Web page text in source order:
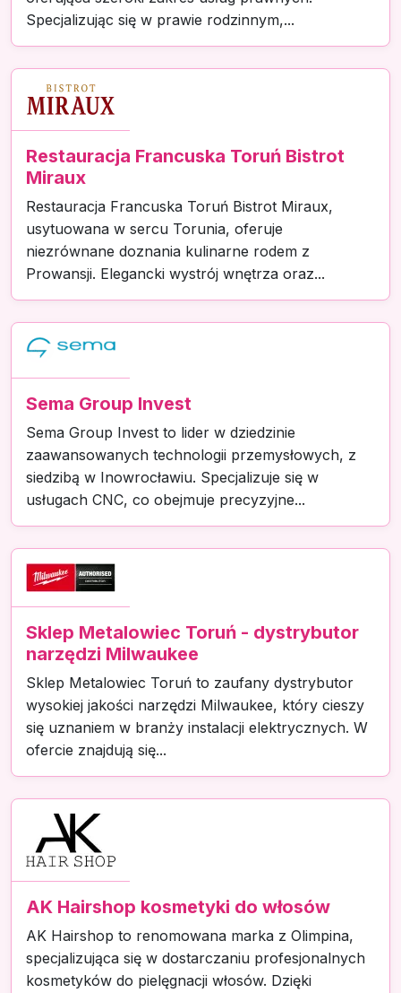
Specjalizując się w prawie rodzinnym,...
Restauracja Francuska Toruń Bistrot
Miraux
Restauracja Francuska Toruń Bistrot Miraux,
usytuowana w sercu Torunia, oferuje
niezrównane doznania kulinarne rodem z
Prowansji. Elegancki wystrój wnętrza oraz...
Sema Group Invest
Sema Group Invest to lider w dziedzinie
zaawansowanych technologii przemysłowych, z
siedzibą w Inowrocławiu. Specjalizuje się w
usługach CNC, co obejmuje precyzyjne...
Sklep Metalowiec Toruń - dystrybutor
narzędzi Milwaukee
Sklep Metalowiec Toruń to zaufany dystrybutor
wysokiej jakości narzędzi Milwaukee, który cieszy
się uznaniem w branży instalacji elektrycznych. W
ofercie znajdują się...
AK Hairshop kosmetyki do włosów
AK Hairshop to renomowana marka z Olimpina,
specjalizująca się w dostarczaniu profesjonalnych
kosmetyków do pielęgnacji włosów. Dzięki